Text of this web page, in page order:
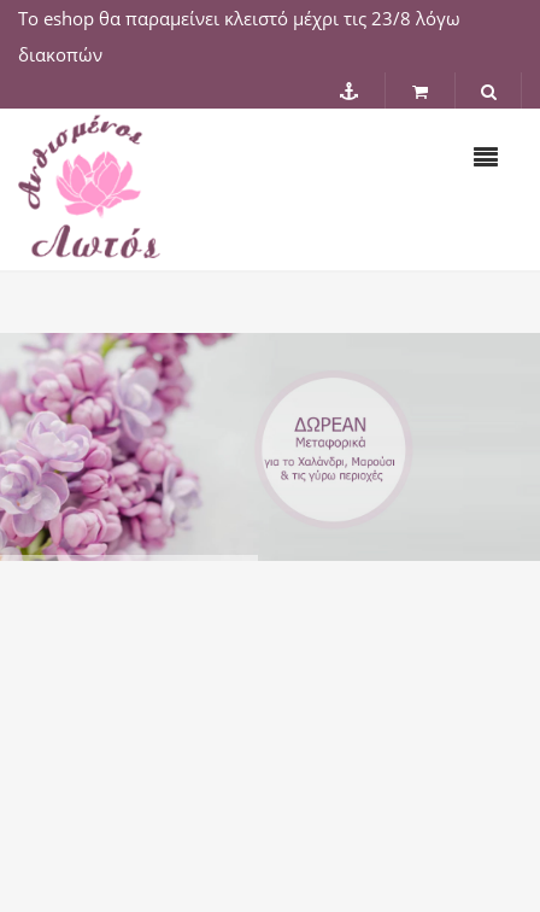
Το eshop θα παραμείνει κλειστό μέχρι τις 23/8 λόγω
διακοπών